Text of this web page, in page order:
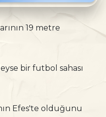
19 metre
bir futbol sahası
Efes'te olduğunu